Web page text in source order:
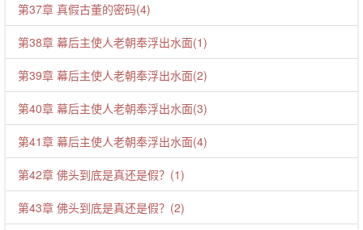
第37章 真假古董的密码(4)
第38章 幕后主使人老朝奉浮出水面(1)
第39章 幕后主使人老朝奉浮出水面(2)
第40章 幕后主使人老朝奉浮出水面(3)
第41章 幕后主使人老朝奉浮出水面(4)
第42章 佛头到底是真还是假？(1)
第43章 佛头到底是真还是假？(2)